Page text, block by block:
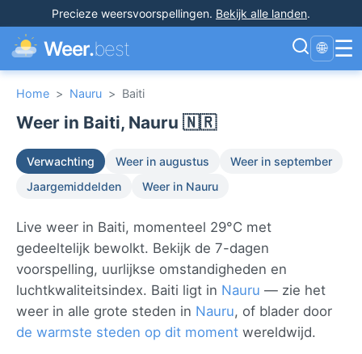
Precieze weersvoorspellingen. Bekijk alle landen.
Weer.best 🌐 ☰
Home > Nauru > Baiti
Weer in Baiti, Nauru 🇳🇷
Verwachting Weer in augustus
Weer in september
Jaargemiddelden
Weer in Nauru
Live weer in Baiti, momenteel 29°C met
gedeeltelijk bewolkt. Bekijk de 7-dagen
voorspelling, uurlijkse omstandigheden en
luchtkwaliteitsindex. Baiti ligt in Nauru — zie het
weer in alle grote steden in Nauru, of blader door
de warmste steden op dit moment wereldwijd.